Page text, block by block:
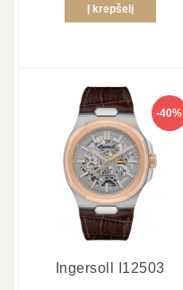
Į krepšelį
-40%
Ingersoll I12503